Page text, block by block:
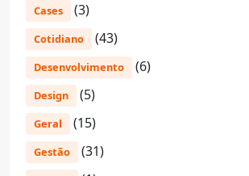
Cases (3)
Cotidiano (43)
Desenvolvimento (6)
Design (5)
Geral (15)
Gestão (31)